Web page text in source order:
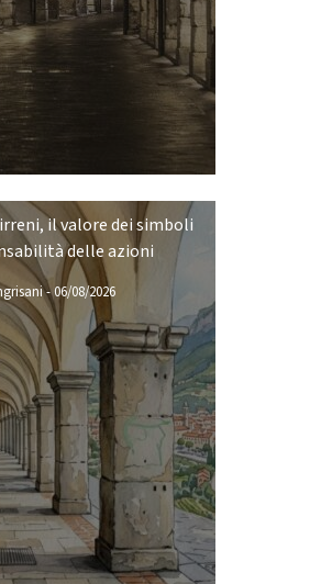
il valore dei simboli
delle azioni
-06/08/2026